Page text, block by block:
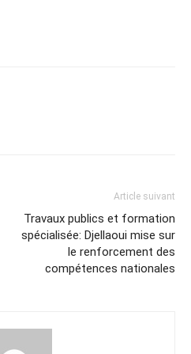
Article suivant
Travaux publics et formation
spécialisée: Djellaoui mise sur
le renforcement des
compétences nationales